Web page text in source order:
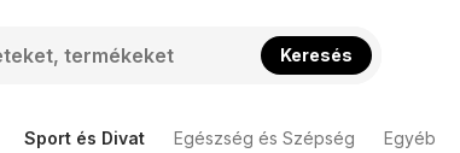
Keresés
Sport és Divat Egészség és Szépség Egyéb